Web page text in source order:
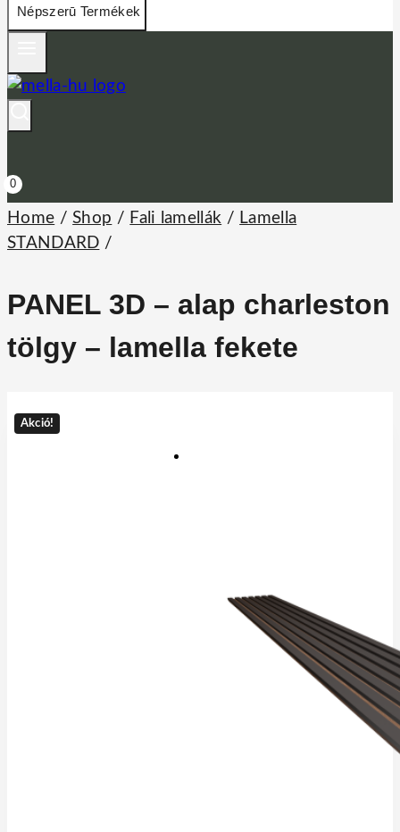
Népszerū Termékek
0
Home / Shop / Fali lamellák / Lamella
STANDARD /
PANEL 3D – alap charleston
tölgy – lamella fekete
Akció!